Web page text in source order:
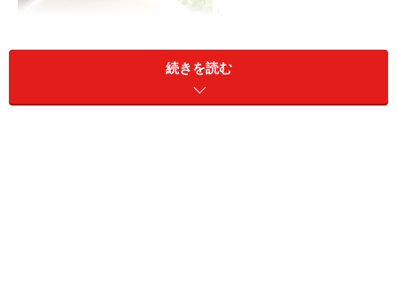
っくりと炊いたお粥のセ
続きを読む